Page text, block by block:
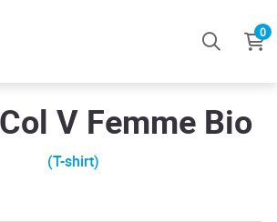
0
V Femme Bio
(T-shirt)